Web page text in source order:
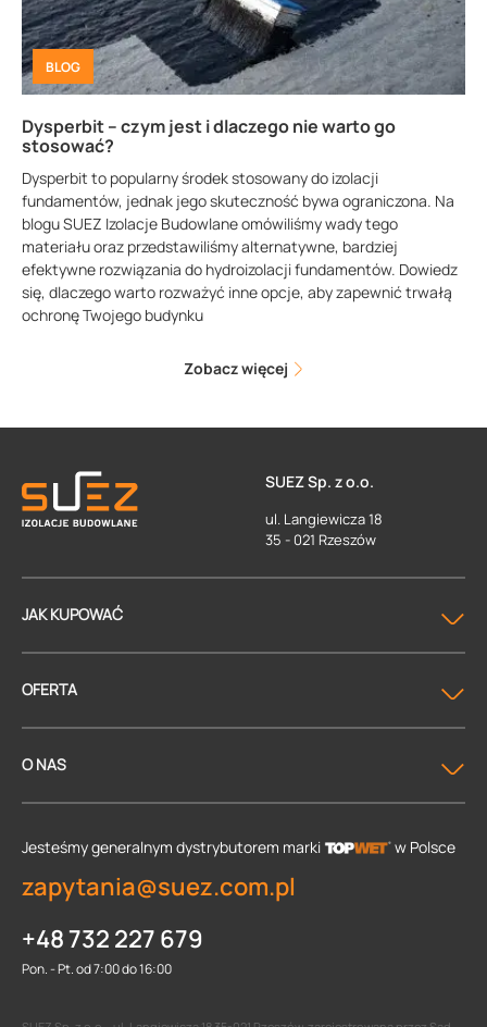
BLOG
Dysperbit – czym jest i dlaczego nie warto go
stosować?
Dysperbit to popularny środek stosowany do izolacji
fundamentów, jednak jego skuteczność bywa ograniczona. Na
blogu SUEZ Izolacje Budowlane omówiliśmy wady tego
materiału oraz przedstawiliśmy alternatywne, bardziej
efektywne rozwiązania do hydroizolacji fundamentów. Dowiedz
się, dlaczego warto rozważyć inne opcje, aby zapewnić trwałą
ochronę Twojego budynku
Zobacz więcej
SUEZ Sp. z o.o.
ul. Langiewicza 18
35 - 021 Rzeszów
JAK KUPOWAĆ
OFERTA
O NAS
Jesteśmy generalnym dystrybutorem marki w Polsce
zapytania@suez.com.pl
+48 732 227 679
Pon. - Pt. od 7:00 do 16:00